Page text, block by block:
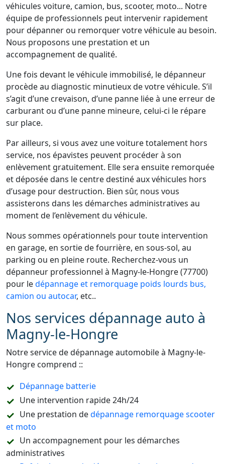
véhicules voiture, camion, bus, scooter, moto... Notre
équipe de professionnels peut intervenir rapidement
pour dépanner ou remorquer votre véhicule au besoin.
Nous proposons une prestation et un
accompagnement de qualité.
Une fois devant le véhicule immobilisé, le dépanneur
procède au diagnostic minutieux de votre véhicule. S’il
s’agit d’une crevaison, d’une panne liée à une erreur de
carburant ou d’une panne mineure, celui-ci le répare
sur place.
Par ailleurs, si vous avez une voiture totalement hors
service, nos épavistes peuvent procéder à son
enlèvement gratuitement. Elle sera ensuite remorquée
et déposée dans le centre destiné aux véhicules hors
d’usage pour destruction. Bien sûr, nous vous
assisterons dans les démarches administratives au
moment de l’enlèvement du véhicule.
Nous sommes opérationnels pour toute intervention
en garage, en sortie de fourrière, en sous-sol, au
parking ou en pleine route. Recherchez-vous un
dépanneur professionnel à Magny-le-Hongre (77700)
pour ledépannage et remorquage poids lourds bus,
camion ou autocar, etc..
Nos services dépannage auto à
Magny-le-Hongre
Notre service de dépannage automobile à Magny-le-
Hongre comprend ::
Dépannage batterie
Une intervention rapide 24h/24
Une prestation dedépannage remorquage scooter
et moto
Un accompagnement pour les démarches
administratives